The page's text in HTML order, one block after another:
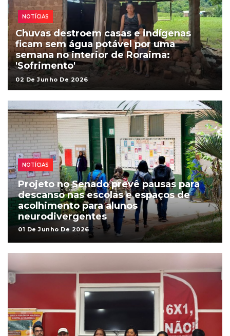
NOTÍCIAS
Chuvas destroem casas e indígenas
ficam sem água potável por uma
semana no interior de Roraima:
'Sofrimento'
02 De Junho De 2026
NOTÍCIAS
Projeto no Senado prevê pausas para
descanso nas escolas e espaços de
acolhimento para alunos
neurodivergentes
01 De Junho De 2026